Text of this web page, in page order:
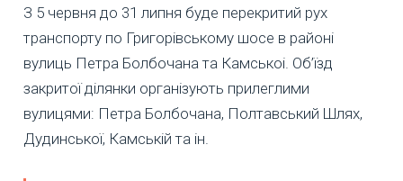
З 5 червня до 31 липня буде перекритий рух
транспорту по Григорівському шосе в районі
вулиць Петра Болбочана та Камськоі. Об’їзд
закритої ділянки організують прилеглими
вулицями: Петра Болбочана, Полтавський Шлях,
Дудинської, Камській та ін.